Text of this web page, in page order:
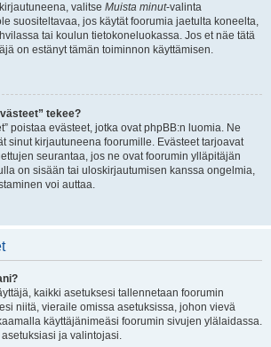
valitse Muista minut-valinta
suositeltavaa, jos käytät foorumia jaetulta koneelta,
tai koulun tietokoneluokassa. Jos et näe tätä
on estänyt tämän toiminnon käyttämisen.
tekee?
poistaa evästeet, jotka ovat phpBB:n luomia. Ne
sinut kirjautuneena foorumille. Evästeet tarjoavat
seurantaa, jos ne ovat foorumin ylläpitäjän
on sisään tai uloskirjautumisen kanssa ongelmia,
voi auttaa.
kaikki asetuksesi tallennetaan foorumin
niitä, vieraile omissa asetuksissa, johon vievä
käyttäjänimeäsi foorumin sivujen ylälaidassa.
ja valintojasi.